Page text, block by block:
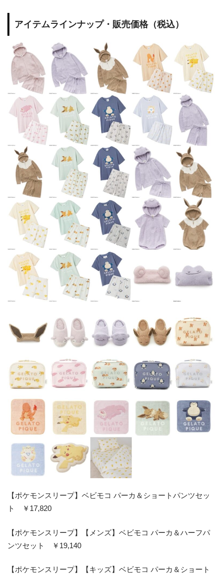
アイテムラインナップ・販売価格（税込）
【ポケモンスリープ】ベビモコ パーカ＆ショートパンツセッ
ト ￥17,820
【ポケモンスリープ】【メンズ】ベビモコ パーカ＆ハーフパ
ンツセット ￥19,140
【ポケモンスリープ】【キッズ】ベビモコ パーカ＆ショート